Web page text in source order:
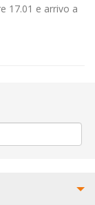
17.01 e arrivo a